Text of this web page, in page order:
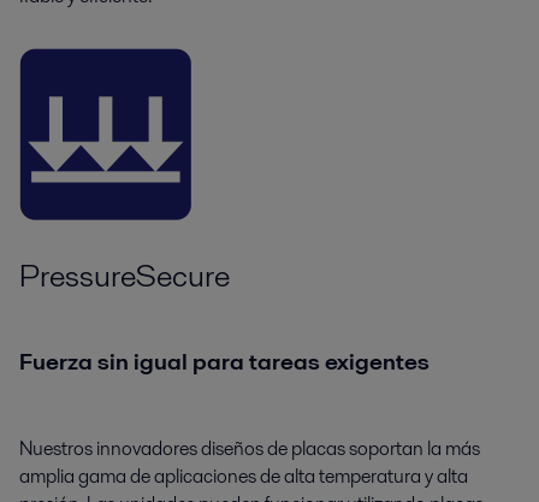
PressureSecure
Fuerza sin igual para tareas exigentes
Nuestros innovadores diseños de placas soportan la más
amplia gama de aplicaciones de alta temperatura y alta